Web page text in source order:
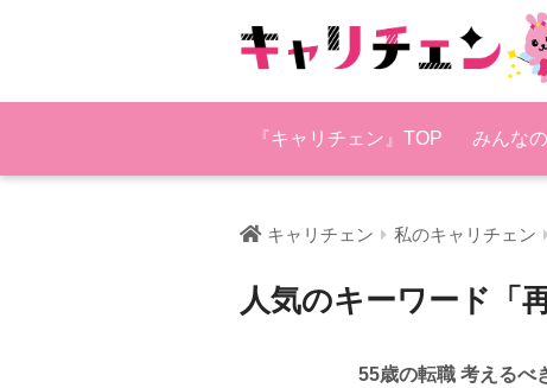
『キャリチェン』TOP みんな
キャリチェン 私のキャリチェン
人気のキーワード「
55歳の転職 考えるべ